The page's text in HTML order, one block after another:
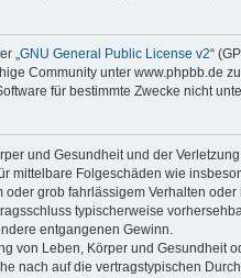
„GNU General Public License v2“
Community unter www.phpbb.de
für bestimmte Zwecke nicht
und Gesundheit und der
mittelbare Folgeschäden wie
grob fahrlässigem Verhalten
typischerweise
entgangenen Gewinn.
von Leben, Körper und
nach auf die vertragstypischen